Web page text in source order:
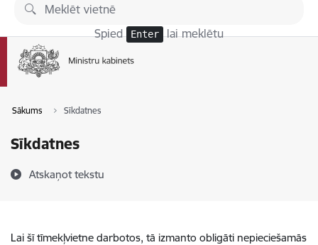
Pāriet uz lapas saturu
Spied Enter lai meklētu
Sākums Sīkdatnes
Sīkdatnes
Atskaņot tekstu
Lai šī tīmekļvietne darbotos, tā izmanto obligāti nepieciešamās